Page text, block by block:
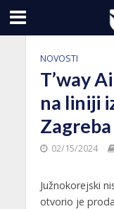
NOVOSTI
T’way
na liniji
Zagreba
02/15/2024
Južnokorejski
otvorio je